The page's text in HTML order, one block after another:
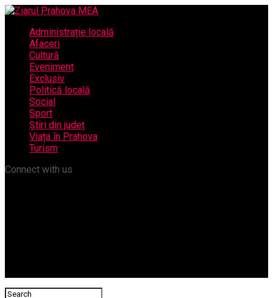
Administrație locală
Afaceri
Cultură
Eveniment
Exclusiv
Politică locală
Social
Sport
Știri din județ
Viața în Prahova
Turism
Connect with us